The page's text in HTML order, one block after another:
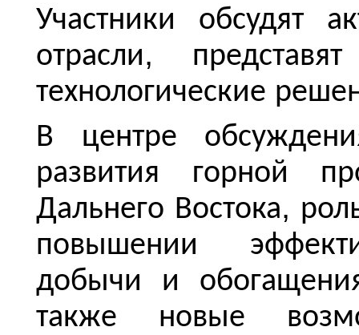
Участники
обсудят
отрасли,
представят
технологические
В
центре
развития
горной
Дальнего Востока,
повышении
добычи
и
также
новые